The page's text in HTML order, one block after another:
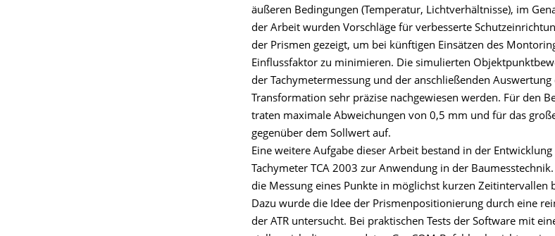
äußeren Bedingungen (Temperatur, Lichtverhältnisse), im
der Arbeit wurden Vorschläge für verbesserte
der Prismen gezeigt, um bei künftigen Einsätzen des
Einflussfaktor zu minimieren. Die simulierten
der Tachymetermessung und der anschließenden
Transformation sehr präzise nachgewiesen werden. Für den
traten maximale Abweichungen von 0,5 mm und für das
gegenüber dem Sollwert auf.
Eine weitere Aufgabe dieser Arbeit bestand in der
Tachymeter TCA 2003 zur Anwendung in der
die Messung eines Punkte in möglichst kurzen Zeitintervallen
Dazu wurde die Idee der Prismenpositionierung durch eine
der ATR untersucht. Bei praktischen Tests der Software mit